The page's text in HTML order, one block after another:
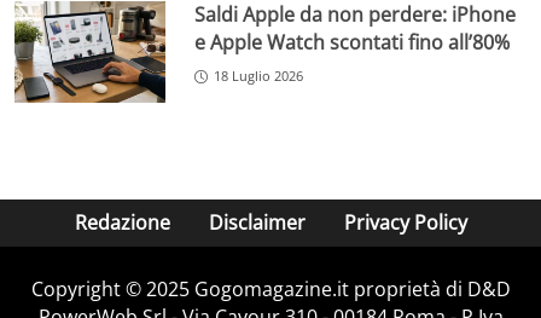
Saldi Apple da non perdere: iPhone
e Apple Watch scontati fino all’80%
18 Luglio 2026
Redazione Disclaimer Privacy Policy
Copyright © 2025 Gogomagazine.it proprietà di D&D